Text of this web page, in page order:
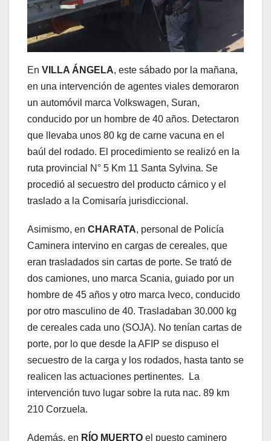
En VILLA ÁNGELA, este sábado por la mañana,
en una intervención de agentes viales demoraron
un automóvil marca Volkswagen, Suran,
conducido por un hombre de 40 años. Detectaron
que llevaba unos 80 kg de carne vacuna en el
baúl del rodado. El procedimiento se realizó en la
ruta provincial N° 5 Km 11 Santa Sylvina. Se
procedió al secuestro del producto cárnico y el
traslado a la Comisaría jurisdiccional.
Asimismo, en CHARATA, personal de Policía
Caminera intervino en cargas de cereales, que
eran trasladados sin cartas de porte. Se trató de
dos camiones, uno marca Scania, guiado por un
hombre de 45 años y otro marca Iveco, conducido
por otro masculino de 40. Trasladaban 30.000 kg
de cereales cada uno (SOJA). No tenían cartas de
porte, por lo que desde la AFIP se dispuso el
secuestro de la carga y los rodados, hasta tanto se
realicen las actuaciones pertinentes. La
intervención tuvo lugar sobre la ruta nac. 89 km
210 Corzuela.
Además, en RÍO MUERTO el puesto caminero